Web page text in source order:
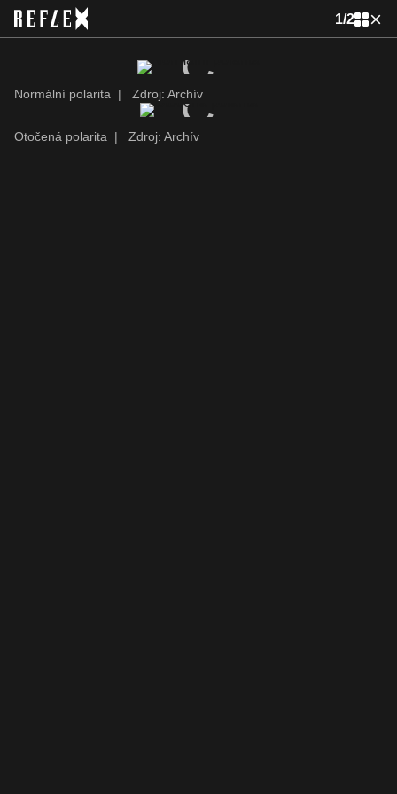
1/2
Normální polarita | Zdroj: Archív
Otočená polarita | Zdroj: Archív